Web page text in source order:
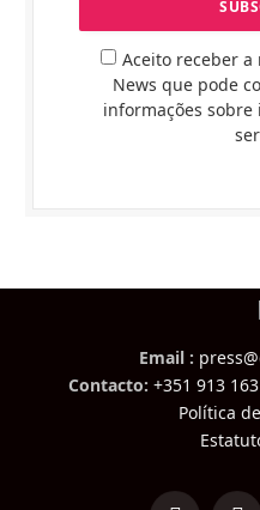
Aceito receber
News que pode
informações
Email :
Contacto: +351 913
Política